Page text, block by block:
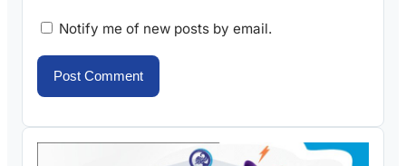
Notify me of new posts by email.